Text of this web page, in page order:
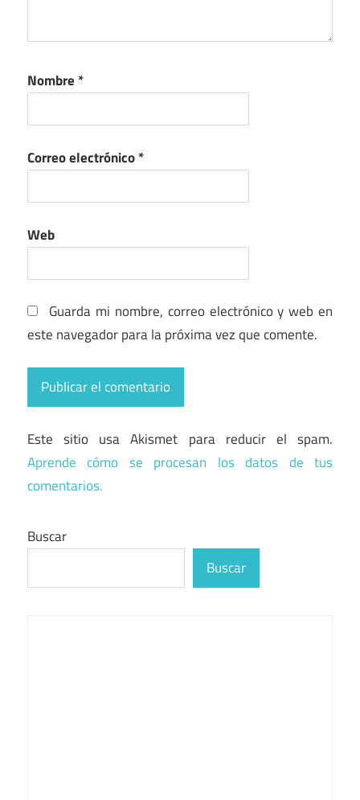
Nombre *
Correo electrónico*
Web
Guarda mi nombre, correo electrónico y web en
este navegador para la próxima vez que comente.
Este sitio usa Akismet para reducir el spam.
Aprende cómo se procesan los datos de tus
comentarios.
Buscar
Buscar